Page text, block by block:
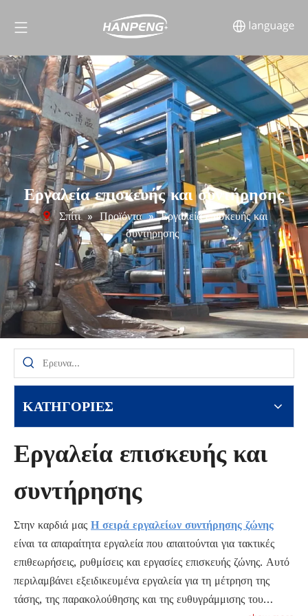
Εργαλεία επισκευής και συντήρησης
Σπίτι » Προϊόντα » Εργαλεία επισκευής και
συντήρησης
ΚΑΤΗΓΟΡΙΕΣ
Εργαλεία επισκευής και
συντήρησης
Στην καρδιά μας Η σειρά εργαλείων συντήρησης ζώνης
είναι τα απαραίτητα εργαλεία που απαιτούνται για τακτικές
επιθεωρήσεις, ρυθμίσεις και εργασίες επισκευής ζώνης. Αυτό
περιλαμβάνει εξειδικευμένα εργαλεία για τη μέτρηση της
τάσης, της παρακολούθησης και της ευθυγράμμισης του